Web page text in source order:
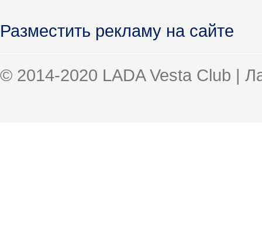
Разместить рекламу на сайте
© 2014-2020 LADA Vesta Club |